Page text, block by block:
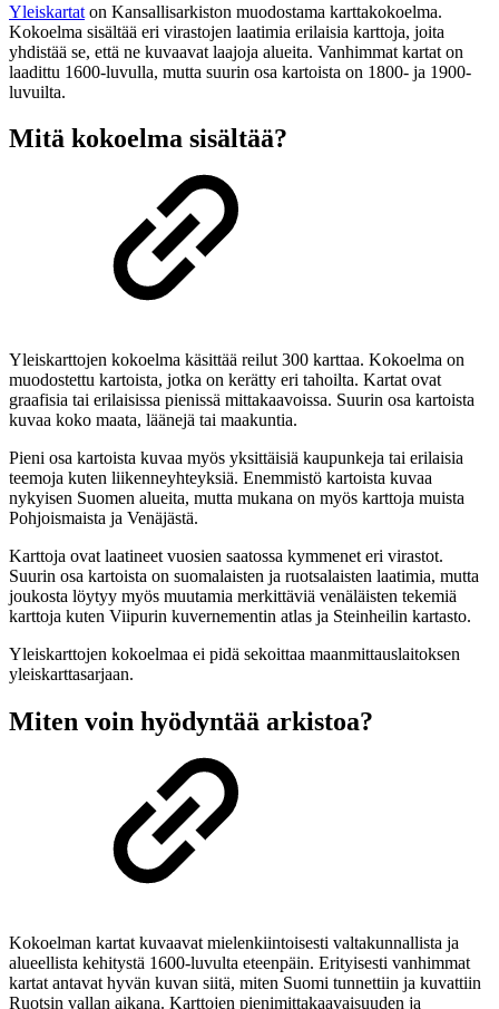
Yleiskartat on Kansallisarkiston muodostama karttakokoelma.
Kokoelma sisältää eri virastojen laatimia erilaisia karttoja, joita
yhdistää se, että ne kuvaavat laajoja alueita. Vanhimmat kartat on
laadittu 1600-luvulla, mutta suurin osa kartoista on 1800- ja 1900-
luvuilta.
Mitä kokoelma sisältää?
Yleiskarttojen kokoelma käsittää reilut 300 karttaa. Kokoelma on
muodostettu kartoista, jotka on kerätty eri tahoilta. Kartat ovat
graafisia tai erilaisissa pienissä mittakaavoissa. Suurin osa kartoista
kuvaa koko maata, läänejä tai maakuntia.
Pieni osa kartoista kuvaa myös yksittäisiä kaupunkeja tai erilaisia
teemoja kuten liikenneyhteyksiä. Enemmistö kartoista kuvaa
nykyisen Suomen alueita, mutta mukana on myös karttoja muista
Pohjoismaista ja Venäjästä.
Karttoja ovat laatineet vuosien saatossa kymmenet eri virastot.
Suurin osa kartoista on suomalaisten ja ruotsalaisten laatimia, mutta
joukosta löytyy myös muutamia merkittäviä venäläisten tekemiä
karttoja kuten Viipurin kuvernementin atlas ja Steinheilin kartasto.
Yleiskarttojen kokoelmaa ei pidä sekoittaa maanmittauslaitoksen
yleiskarttasarjaan.
Miten voin hyödyntää arkistoa?
Kokoelman kartat kuvaavat mielenkiintoisesti valtakunnallista ja
alueellista kehitystä 1600-luvulta eteenpäin. Erityisesti vanhimmat
kartat antavat hyvän kuvan siitä, miten Suomi tunnettiin ja kuvattiin
Ruotsin vallan aikana. Karttojen pienimittakaavaisuuden ja